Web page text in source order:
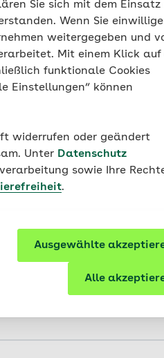
Sie sich mit dem Einsatz
Wenn Sie
weitergegeben und
Mit einem Klick auf
funktionale Cookies
Einstellungen“ können
widerrufen oder geändert
Unter Datenschutz
sowie Ihre
.
Ausgewählte
Alle